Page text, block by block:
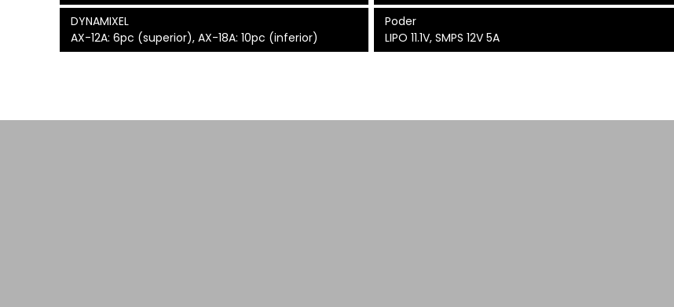
DYNAMIXEL
AX-12A: 6pc (superior), AX-18A: 10pc (inferior)
Poder
LIPO 11.1V, SMPS 12V 5A